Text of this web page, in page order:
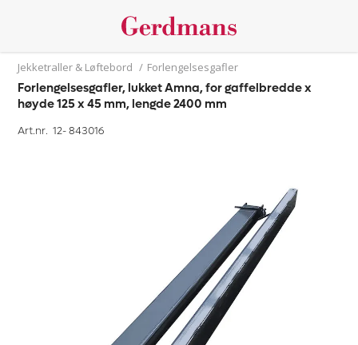
Jekketraller & Løftebord / Forlengelsesgafler
Forlengelsesgafler, lukket Amna, for gaffelbredde x
høyde 125 x 45 mm, lengde 2400 mm
Art.nr. 12-843016